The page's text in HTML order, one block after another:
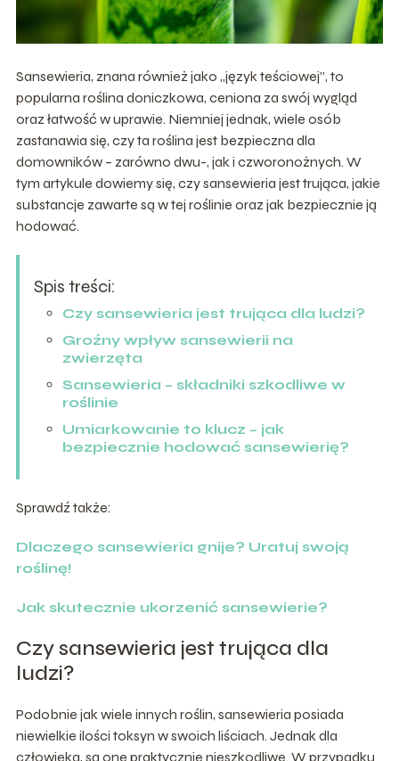
Sansewieria, znana również jako „język teściowej”, to
popularna roślina doniczkowa, ceniona za swój wygląd
oraz łatwość w uprawie. Niemniej jednak, wiele osób
zastanawia się, czy ta roślina jest bezpieczna dla
domowników – zarówno dwu-, jak i czworonożnych. W
tym artykule dowiemy się, czy sansewieria jest trująca, jakie
substancje zawarte są w tej roślinie oraz jak bezpiecznie ją
hodować.
Spis treści:
Czy sansewieria jest trująca dla ludzi?
Groźny wpływ sansewierii na
zwierzęta
Sansewieria – składniki szkodliwe w
roślinie
Umiarkowanie to klucz – jak
bezpiecznie hodować sansewierię?
Sprawdź także:
Dlaczego sansewieria gnije? Uratuj swoją
roślinę!
Jak skutecznie ukorzenić sansewierie?
Czy sansewieria jest trująca dla
ludzi?
Podobnie jak wiele innych roślin, sansewieria posiada
niewielkie ilości toksyn w swoich liściach. Jednak dla
człowieka, są one praktycznie nieszkodliwe. W przypadku